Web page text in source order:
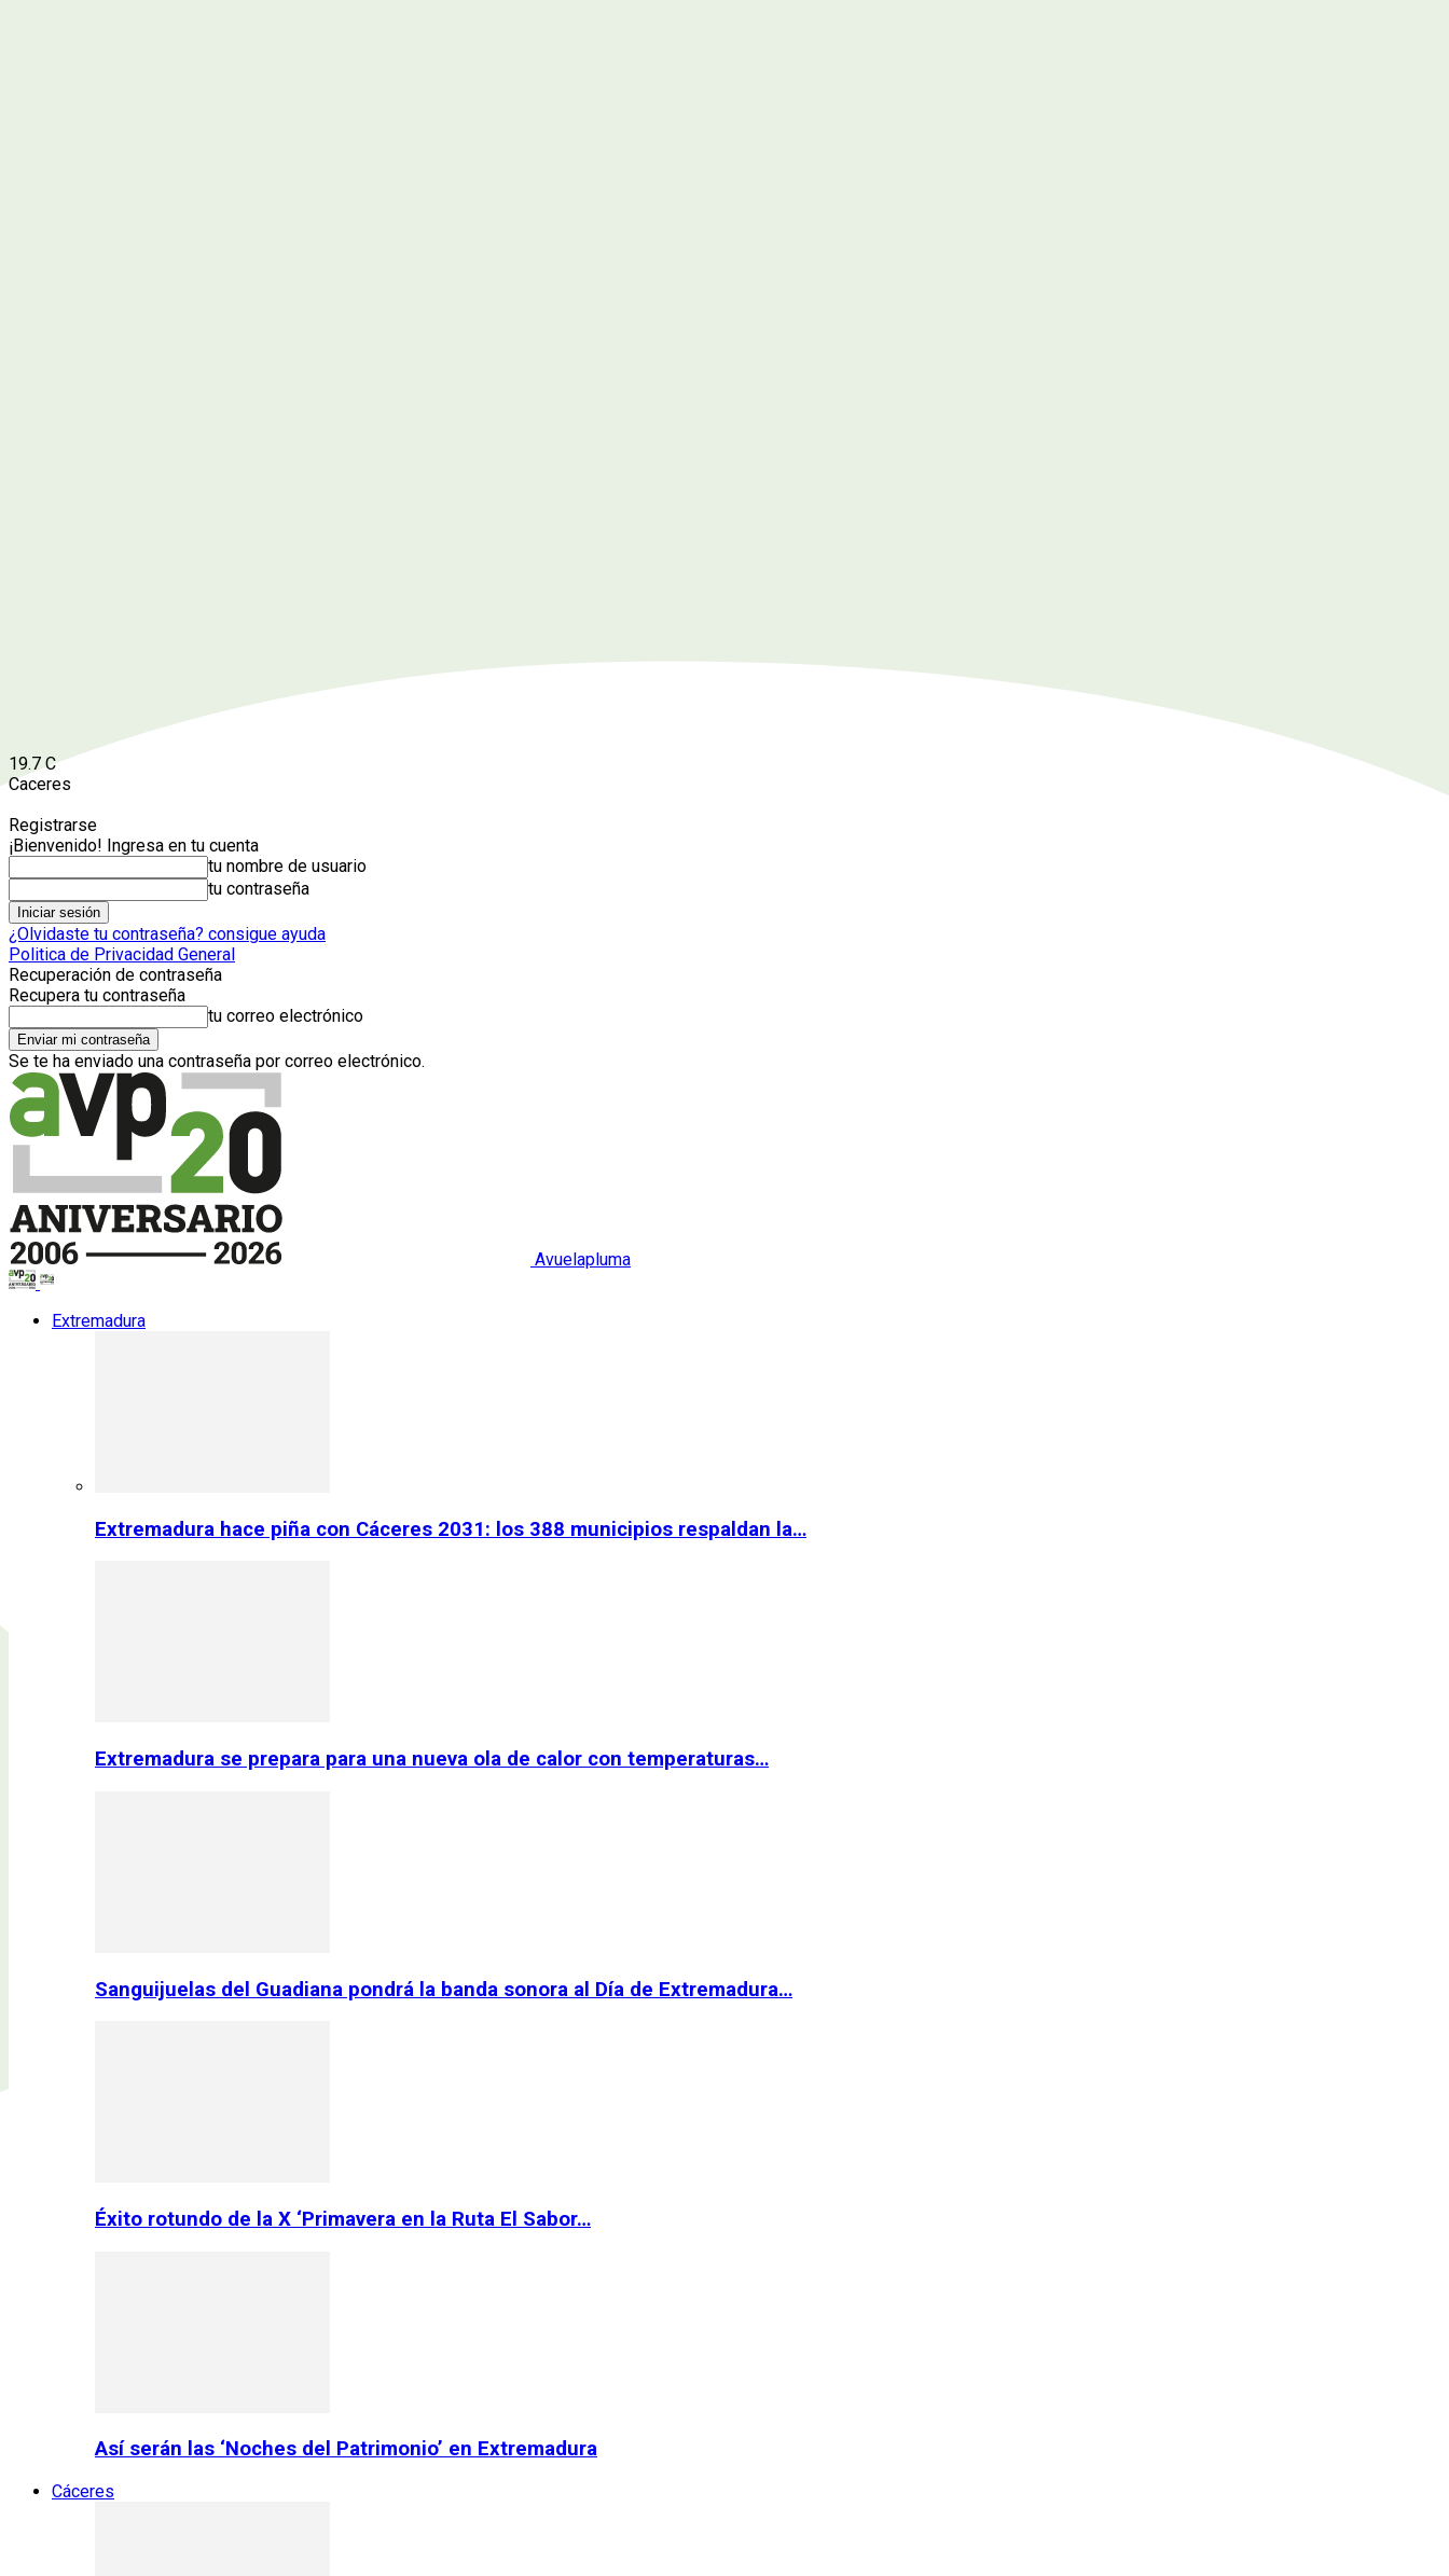
19.7 C
Caceres
Registrarse
¡Bienvenido! Ingresa en tu cuenta
tu nombre de usuario
tu contraseña
¿Olvidaste tu contraseña? consigue ayuda
Politica de Privacidad General
Recuperación de contraseña
Recupera tu contraseña
tu correo electrónico
Se te ha enviado una contraseña por correo electrónico.
Avuelapluma
Extremadura
Extremadura hace piña con Cáceres 2031: los 388 municipios respaldan la…
Extremadura se prepara para una nueva ola de calor con temperaturas…
Sanguijuelas del Guadiana pondrá la banda sonora al Día de Extremadura…
Éxito rotundo de la X ‘Primavera en la Ruta El Sabor…
Así serán las ‘Noches del Patrimonio’ en Extremadura
Cáceres